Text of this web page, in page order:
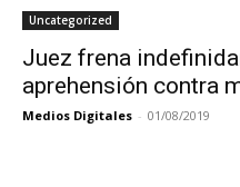
Uncategorized
Juez frena
aprehensión contra
Medios Digitales - 01/08/2019